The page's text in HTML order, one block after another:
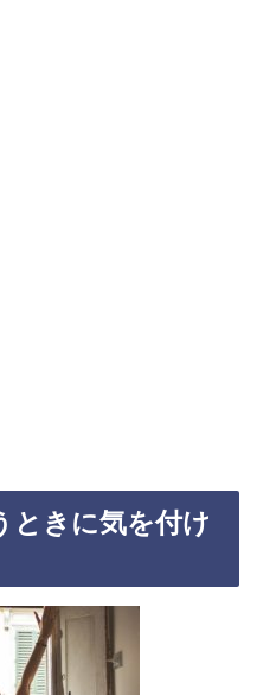
ときに気を付け